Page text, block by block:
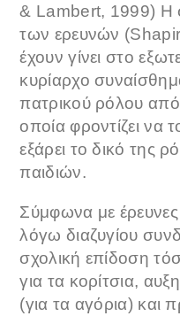
& Lambert, 1999) Η
των ερευνών
έχουν γίνει στο
κυρίαρχο
πατρικού ρόλου
οποία φροντίζει να
εξάρει το δικό της
παιδιών.
Σύμφωνα με
λόγω διαζυγίου
σχολική επίδοση
για τα κορίτσια,
(για τα αγόρια) και